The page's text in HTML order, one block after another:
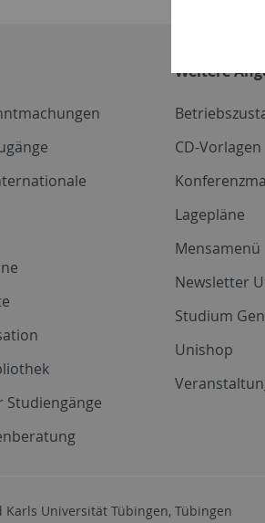
Studiengänge
Weitere
CD-Vorlagen
Lagepläne
Mensamenü
Newsletter
Studium
Unishop
Universität Tübingen, Tübingen